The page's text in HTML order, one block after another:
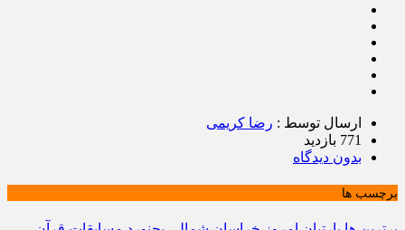
ارسال توسط : رضا کریمی
771 بازدید
بدون دیدگاه
برچسب ها